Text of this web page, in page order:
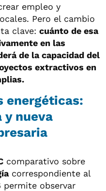
empleo y
Pero el cambio
clave: cuánto de esa
en las
de la capacidad del
extractivos en
energéticas:
y nueva
comparativo sobre
correspondiente al
observar